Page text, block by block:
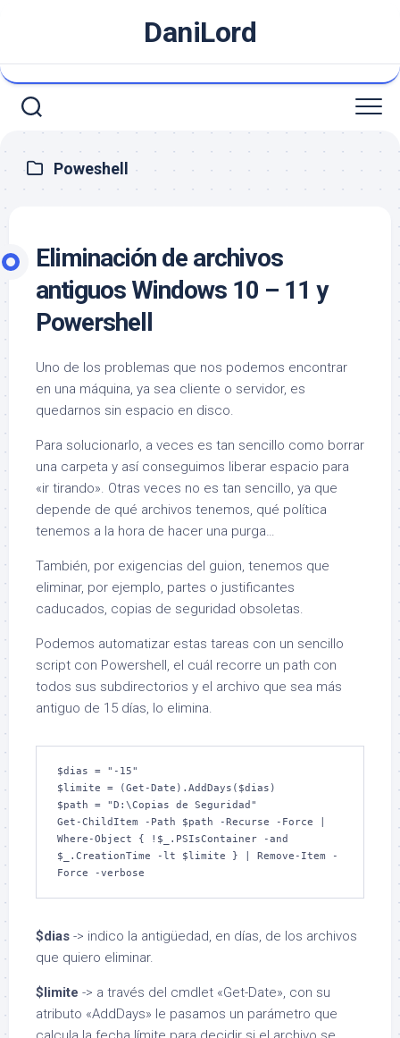
DaniLord
Poweshell
Eliminación de archivos
antiguos Windows 10 – 11 y
Powershell
Uno de los problemas que nos podemos encontrar
en una máquina, ya sea cliente o servidor, es
quedarnos sin espacio en disco.
Para solucionarlo, a veces es tan sencillo como borrar
una carpeta y así conseguimos liberar espacio para
«ir tirando». Otras veces no es tan sencillo, ya que
depende de qué archivos tenemos, qué política
tenemos a la hora de hacer una purga…
También, por exigencias del guion, tenemos que
eliminar, por ejemplo, partes o justificantes
caducados, copias de seguridad obsoletas.
Podemos automatizar estas tareas con un sencillo
script con Powershell, el cuál recorre un path con
todos sus subdirectorios y el archivo que sea más
antiguo de 15 días, lo elimina.
$dias = "-15"
$limite = (Get-Date).AddDays($dias)
$path = "D:\Copias de Seguridad"
Get-ChildItem -Path $path -Recurse -Force |
Where-Object { !$_.PSIsContainer -and
$_.CreationTime -lt $limite } | Remove-Item -
Force -verbose
$dias -> indico la antigüedad, en días, de los archivos
que quiero eliminar.
$limite -> a través del cmdlet «Get-Date», con su
atributo «AddDays» le pasamos un parámetro que